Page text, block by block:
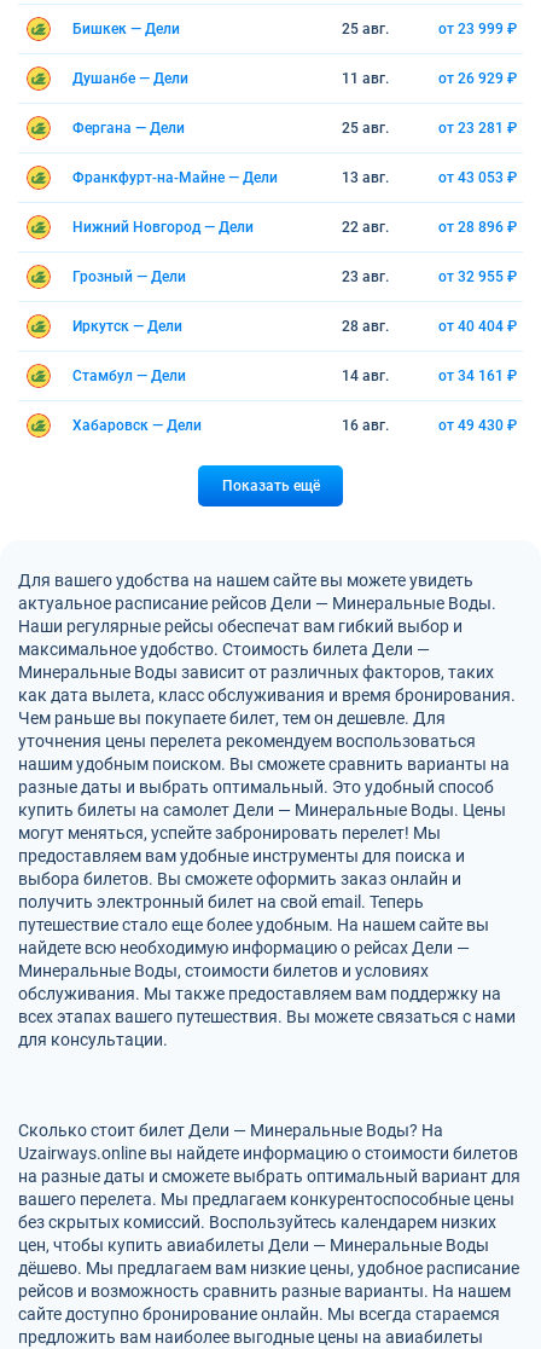
Бишкек — Дели 25 авг. от 23 999 ₽
Душанбе — Дели 11 авг. от 26 929 ₽
Фергана — Дели 25 авг. от 23 281 ₽
Франкфурт-на-Майне — Дели 13 авг. от 43 053 ₽
Нижний Новгород — Дели 22 авг. от 28 896 ₽
Грозный — Дели 23 авг. от 32 955 ₽
Иркутск — Дели 28 авг. от 40 404 ₽
Стамбул — Дели 14 авг. от 34 161 ₽
Хабаровск — Дели 16 авг. от 49 430 ₽
Показать ещё
Для вашего удобства на нашем сайте вы можете увидеть
актуальное расписание рейсов Дели — Минеральные Воды.
Наши регулярные рейсы обеспечат вам гибкий выбор и
максимальное удобство. Стоимость билета Дели —
Минеральные Воды зависит от различных факторов, таких
как дата вылета, класс обслуживания и время бронирования.
Чем раньше вы покупаете билет, тем он дешевле. Для
уточнения цены перелета рекомендуем воспользоваться
нашим удобным поиском. Вы сможете сравнить варианты на
разные даты и выбрать оптимальный. Это удобный способ
купить билеты на самолет Дели — Минеральные Воды. Цены
могут меняться, успейте забронировать перелет! Мы
предоставляем вам удобные инструменты для поиска и
выбора билетов. Вы сможете оформить заказ онлайн и
получить электронный билет на свой email. Теперь
путешествие стало еще более удобным. На нашем сайте вы
найдете всю необходимую информацию о рейсах Дели —
Минеральные Воды, стоимости билетов и условиях
обслуживания. Мы также предоставляем вам поддержку на
всех этапах вашего путешествия. Вы можете связаться с нами
для консультации.
Сколько стоит билет Дели — Минеральные Воды? На
Uzairways.online вы найдете информацию о стоимости билетов
на разные даты и сможете выбрать оптимальный вариант для
вашего перелета. Мы предлагаем конкурентоспособные цены
без скрытых комиссий. Воспользуйтесь календарем низких
цен, чтобы купить авиабилеты Дели — Минеральные Воды
дёшево. Мы предлагаем вам низкие цены, удобное расписание
рейсов и возможность сравнить разные варианты. На нашем
сайте доступно бронирование онлайн. Мы всегда стараемся
предложить вам наиболее выгодные цены на авиабилеты